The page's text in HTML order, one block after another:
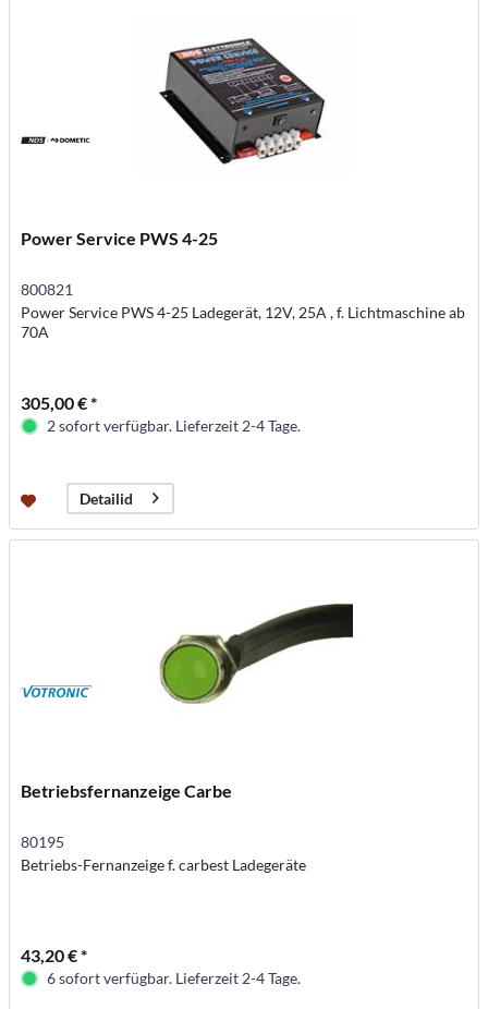
Power Service PWS 4-25
800821
Power Service PWS 4-25 Ladegerät, 12V, 25A , f. Lichtmaschine ab
70A
305,00 € *
2 sofort verfügbar. Lieferzeit 2-4 Tage.
Detailid
Betriebsfernanzeige Carbe
80195
Betriebs-Fernanzeige f. carbest Ladegeräte
43,20 € *
6 sofort verfügbar. Lieferzeit 2-4 Tage.